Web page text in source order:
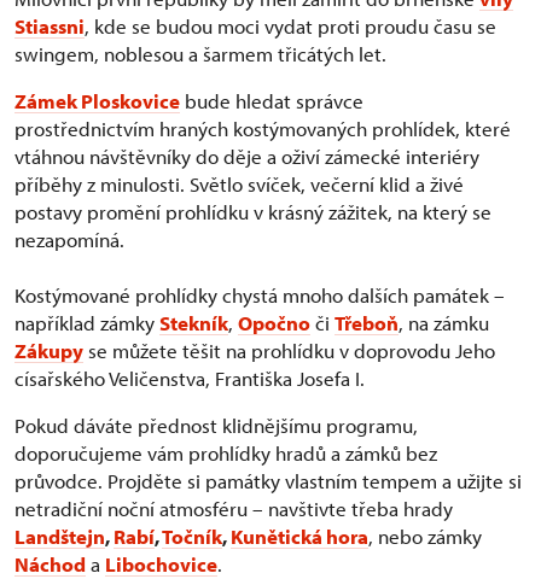
Stiassni, kde se budou moci vydat proti proudu času se
swingem, noblesou a šarmem třicátých let.
Zámek Ploskovice bude hledat správce
prostřednictvím hraných kostýmovaných prohlídek, které
vtáhnou návštěvníky do děje a oživí zámecké interiéry
příběhy z minulosti. Světlo svíček, večerní klid a živé
postavy promění prohlídku v krásný zážitek, na který se
nezapomíná.
Kostýmované prohlídky chystá mnoho dalších památek –
například zámkyStekník, Opočnoči Třeboň, na zámku
Zákupy se můžete těšit na prohlídku v doprovodu Jeho
císařského Veličenstva, Františka Josefa I.
Pokud dáváte přednost klidnějšímu programu,
doporučujeme vám prohlídky hradů a zámků bez
průvodce. Projděte si památky vlastním tempem a užijte si
netradiční noční atmosféru – navštivte třeba hrady
Landštejn,Rabí,Točník,Kunětická hora, nebo zámky
Náchoda Libochovice.